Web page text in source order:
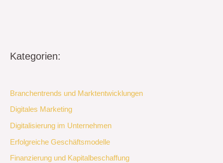
Kategorien:
Branchentrends und Marktentwicklungen
Digitales Marketing
Digitalisierung im Unternehmen
Erfolgreiche Geschäftsmodelle
Finanzierung und Kapitalbeschaffung